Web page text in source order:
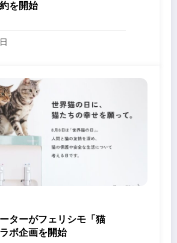
を開始
ターがフェリシモ「猫
ボ企画を開始